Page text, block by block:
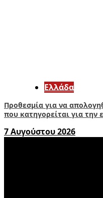
Ελλάδα
Προθεσμία για να
που κατηγορείται για την
7 Αυγούστου 2026